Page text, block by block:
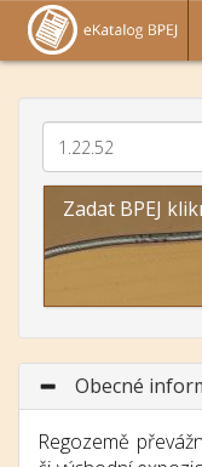
Zadat BPEJ
Obecné
Regozemě